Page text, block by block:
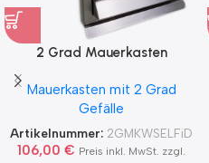
2 Grad Mauerkasten
Kondensatablauf auch mit
Blower Door Test und
Zertifikat Ø100, 125, 150
2Grad MKWSELFiD
Mauerkasten mit 2 Grad
Gefälle
Artikelnummer: 2GMKWSELFiD
106,00 € Preis inkl. MwSt. zzgl.